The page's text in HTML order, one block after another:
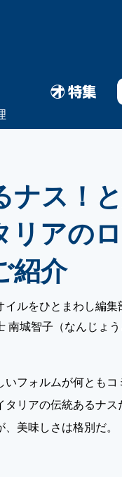
ナス！
リアの
紹介
イルをひとまわし編集
南城智子（なんじょう
いフォルムが何ともコ
タリアの伝統あるナ
美味しさは格別だ。